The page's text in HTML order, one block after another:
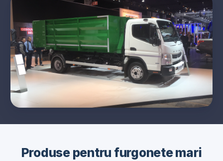
Produse pentru furgonete mari